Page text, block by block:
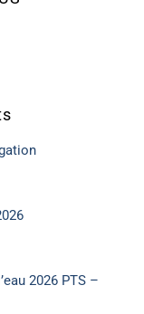
2026 PTS –